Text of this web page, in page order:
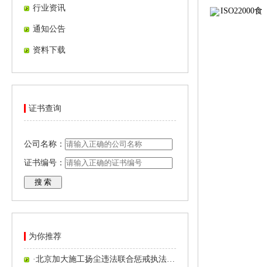
行业资讯
通知公告
资料下载
证书查询
公司名称：
证书编号：
为你推荐
·北京加大施工扬尘违法联合惩戒执法…
ISO22000